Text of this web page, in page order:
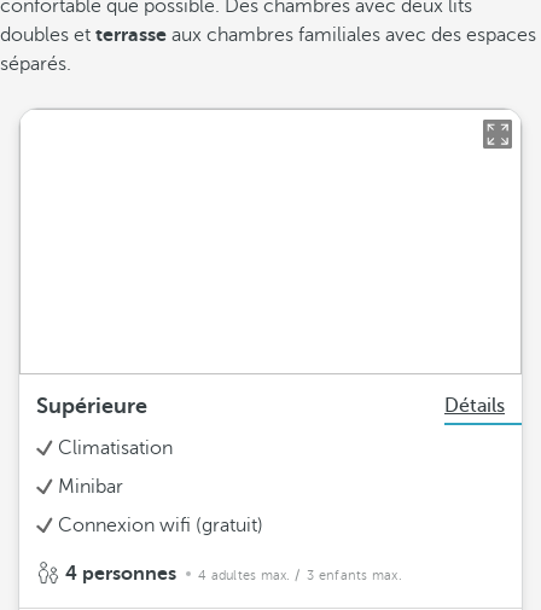
confortable que possible. Des chambres avec deux lits
doubles et terrasse aux chambres familiales avec des espaces
séparés.
Supérieure
Détails
Climatisation
Minibar
Connexion wifi (gratuit)
4 personnes 4 adultes max. / 3 enfants max.